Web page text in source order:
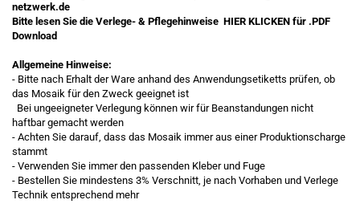
netzwerk.de
Bitte lesen Sie die Verlege- & Pflegehinweise HIER KLICKEN für .PDF
Download
Allgemeine Hinweise:
- Bitte nach Erhalt der Ware anhand des Anwendungsetiketts prüfen, ob
das Mosaik für den Zweck geeignet ist
Bei ungeeigneter Verlegung können wir für Beanstandungen nicht
haftbar gemacht werden
- Achten Sie darauf, dass das Mosaik immer aus einer Produktionscharge
stammt
- Verwenden Sie immer den passenden Kleber und Fuge
- Bestellen Sie mindestens 3% Verschnitt, je nach Vorhaben und Verlege
Technik entsprechend mehr